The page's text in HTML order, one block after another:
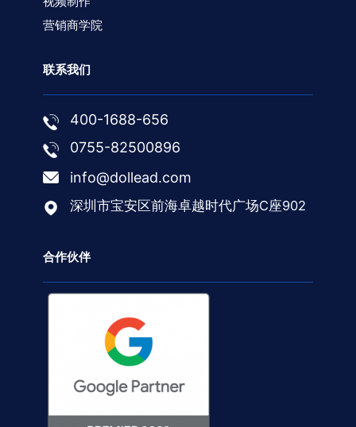
营销商学院
联系我们
400-1688-656
0755-82500896
info@dollead.com
深圳市宝安区前海卓越时代广场C座902
合作伙伴